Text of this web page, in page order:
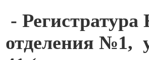
- Регистратура
отделения №1,